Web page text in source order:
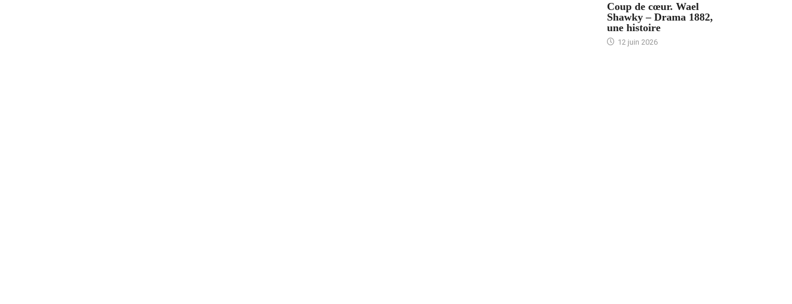
Coup de cœur. Wael
Shawky – Drama 1882,
une histoire
12 juin 2026